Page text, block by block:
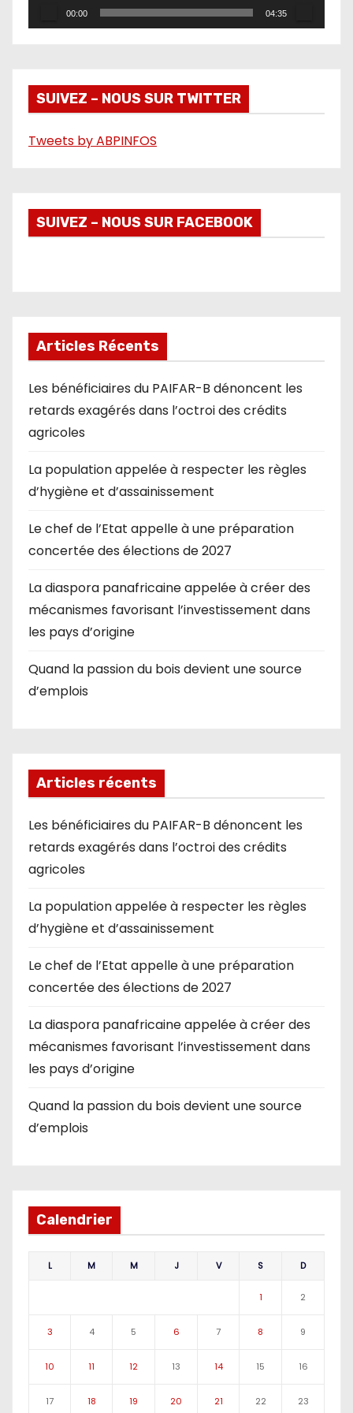
v
o
00:00 04:35
SUIVEZ – NOUS SUR TWITTER
Tweets by ABPINFOS
SUIVEZ – NOUS SUR FACEBOOK
Articles Récents
Les bénéficiaires du PAIFAR-B dénoncent les
retards exagérés dans l’octroi des crédits
agricoles
La population appelée à respecter les règles
d’hygiène et d’assainissement
Le chef de l’Etat appelle à une préparation
concertée des élections de 2027
La diaspora panafricaine appelée à créer des
mécanismes favorisant l’investissement dans
les pays d’origine
Quand la passion du bois devient une source
d’emplois
Articles récents
Les bénéficiaires du PAIFAR-B dénoncent les
retards exagérés dans l’octroi des crédits
agricoles
La population appelée à respecter les règles
d’hygiène et d’assainissement
Le chef de l’Etat appelle à une préparation
concertée des élections de 2027
La diaspora panafricaine appelée à créer des
mécanismes favorisant l’investissement dans
les pays d’origine
Quand la passion du bois devient une source
d’emplois
Calendrier
L M M J V S D
1 2
3 4 5 6 7 8 9
10 11 12 13 14 15 16
17 18 19 20 21 22 23